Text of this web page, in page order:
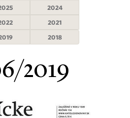
2024
2021
2018
2019